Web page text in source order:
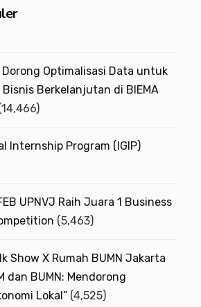
Dorong Optimalisasi Data untuk
Berkelanjutan di BIEMA
Internship Program (IGIP)
UPNVJ Raih Juara 1 Business
(5,463)
Show X Rumah BUMN Jakarta
dan BUMN: Mendorong
Lokal” (4,525)